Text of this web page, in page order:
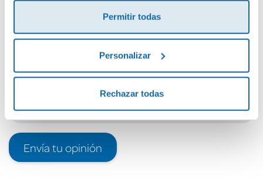
Permitir todas
Personalizar
Rechazar todas
Envía tu opinión